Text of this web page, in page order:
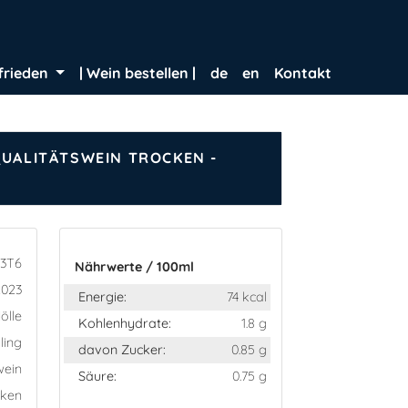
| Wein bestellen | de en Kontakt
TROCKEN -
Nährwerte / 100ml
Energie:
74 kcal
Kohlenhydrate:
1.8 g
davon Zucker:
0.85 g
Säure:
0.75 g